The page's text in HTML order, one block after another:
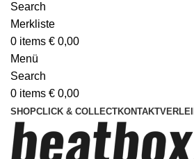
Search
Merkliste
0 items € 0,00
Menü
Search
0 items € 0,00
SHOPCLICK & COLLECTKONTAKT